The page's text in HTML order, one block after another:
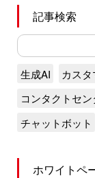
記事検索
生成AI
カス
コンタクトセ
チャットボット
ホワイトペ